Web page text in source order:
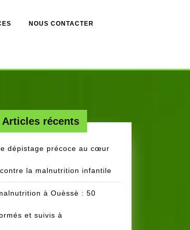
NOUS CONTACTER
Articles récents
dépistage précoce au cœur
la malnutrition infantile
à Ouèssè : 50
et suivis à